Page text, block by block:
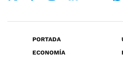
PORTADA
ECONOMÍA